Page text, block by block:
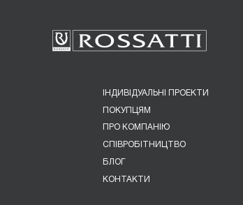
ІНДИВІДУАЛЬНІ ПРОЕКТИ
ПОКУПЦЯМ
ПРО КОМПАНІЮ
СПІВРОБІТНИЦТВО
БЛОГ
КОНТАКТИ